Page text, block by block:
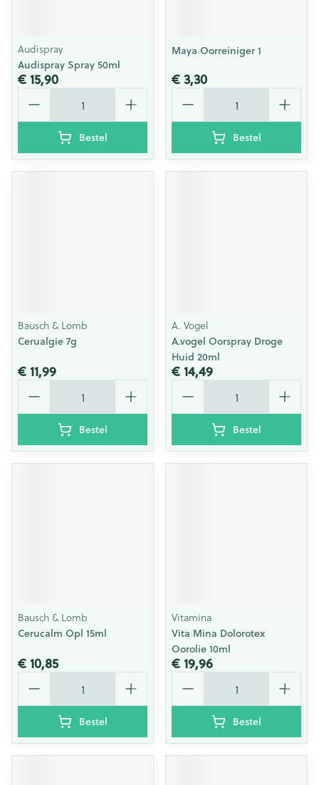
Audispray
Audispray Spray 50ml
€ 15,90
Aantal
Bestel
Maya Oorreiniger 1
€ 3,30
Aantal
Bestel
Bausch & Lomb
Cerualgie 7g
€ 11,99
Aantal
Bestel
A. Vogel
A.vogel Oorspray Droge
Huid 20ml
€ 14,49
Aantal
Bestel
Bausch & Lomb
Cerucalm Opl 15ml
€ 10,85
Aantal
Bestel
Vitamina
Vita Mina Dolorotex
Oorolie 10ml
€ 19,96
Aantal
Bestel